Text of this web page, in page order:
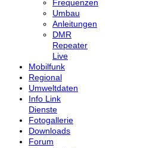
Frequenzen
Umbau
Anleitungen
DMR
Repeater
Live
Mobilfunk
Regional
Umweltdaten
Info Link
Dienste
Fotogallerie
Downloads
Forum